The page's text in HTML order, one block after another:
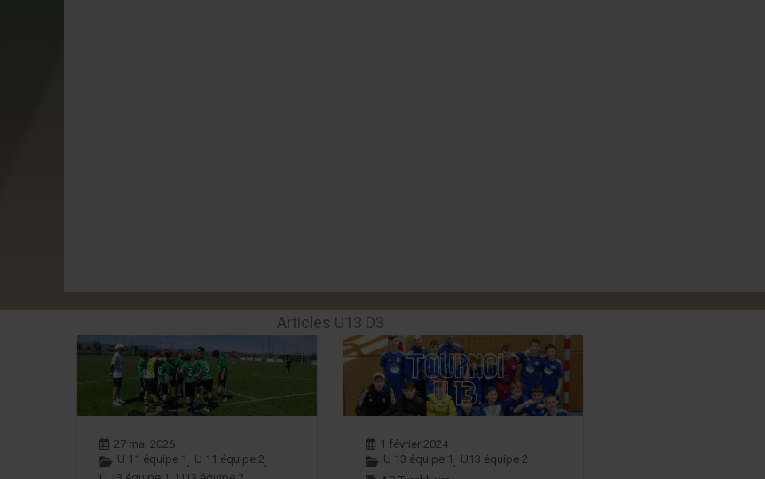
Articles U13 D3
27 mai 2026
U 11 équipe 1
U 11 équipe 2
1 février 2024
U 13 équipe 1
U13 équipe 2